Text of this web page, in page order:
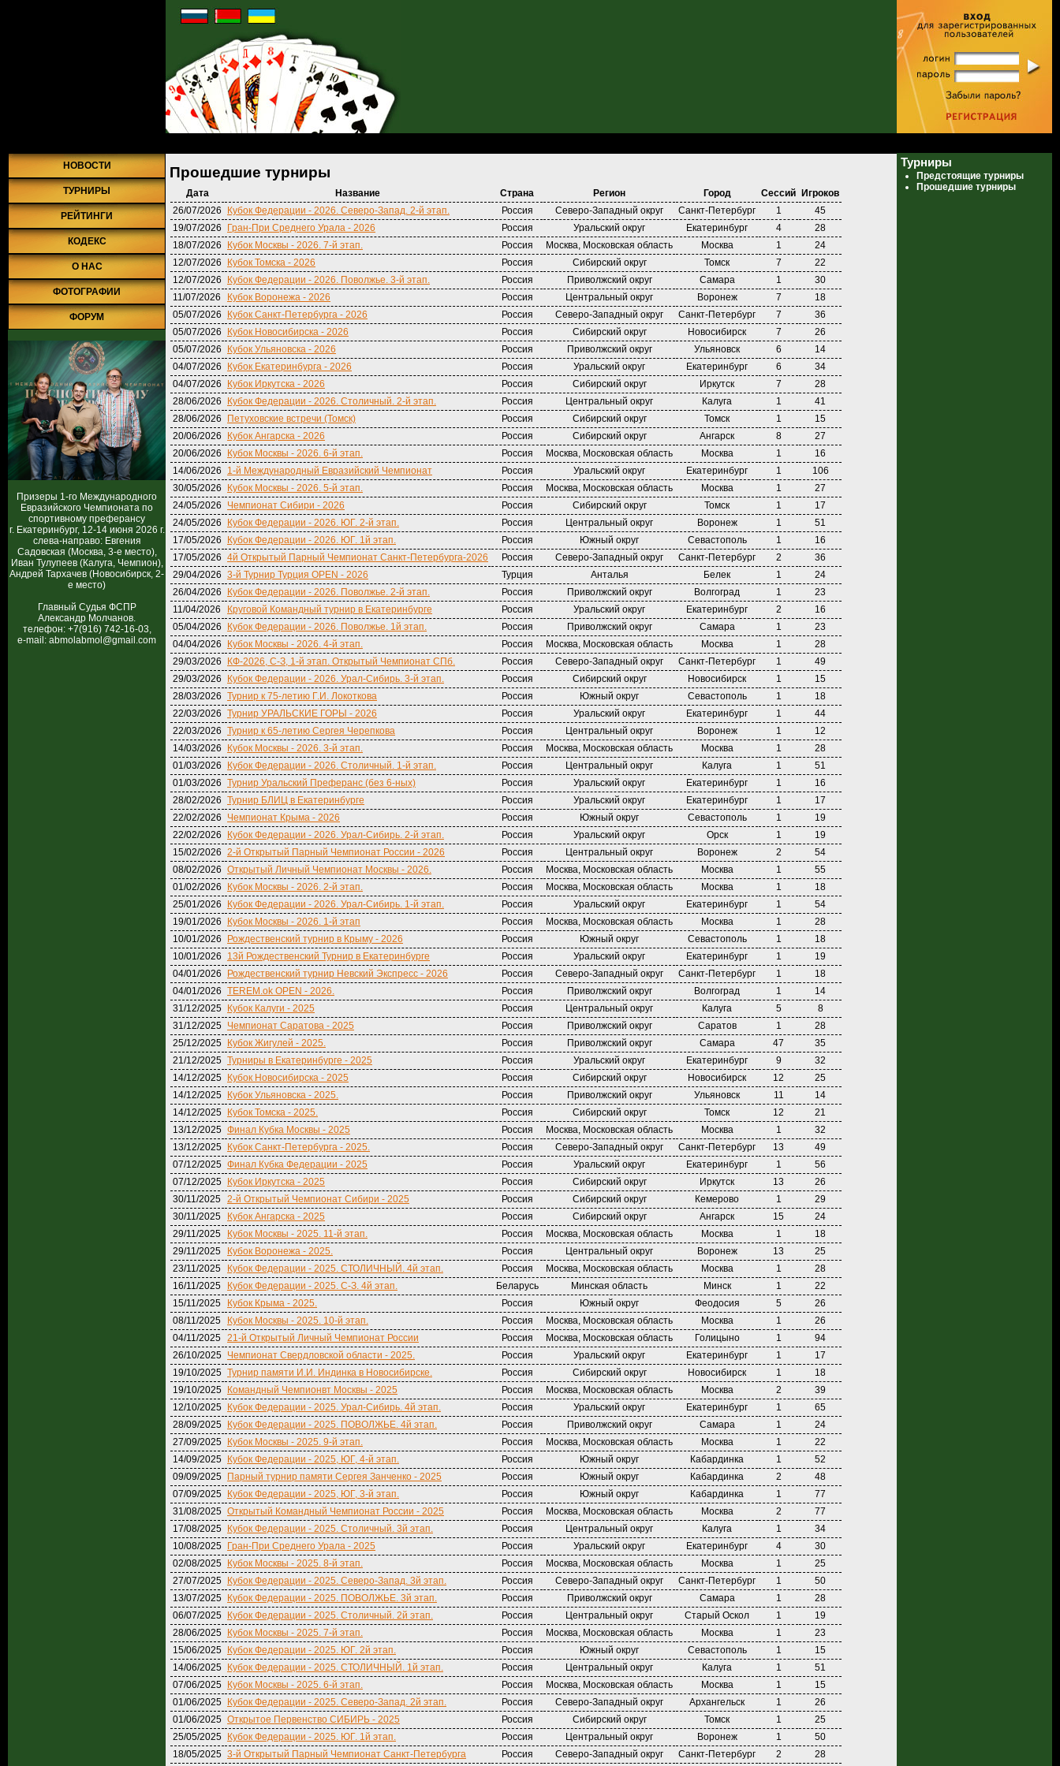
НОВОСТИ
ТУРНИРЫ
РЕЙТИНГИ
КОДЕКС
О НАС
ФОТОГРАФИИ
ФОРУМ
Призеры 1-го Международного
Евразийского Чемпионата по
спортивному преферансу
г. Екатеринбург, 12-14 июня 2026 г.
слева-направо: Евгения
Садовская (Москва, 3-е место),
Иван Тулупеев (Калуга, Чемпион),
Андрей Тархачев (Новосибирск, 2-
е место)
Главный Судья ФСПР
Александр Молчанов.
телефон: +7(916) 742-16-03,
e-mail: abmolabmol@gmail.com
Прошедшие турниры
Дата Название Страна Регион Город Сессий
Игроков
26/07/2026
Кубок Федерации - 2026. Северо-Запад. 2-й этап. Россия Северо-Западный округ Санкт-Петербург 1
45
19/07/2026
Гран-При Среднего Урала - 2026 Россия Уральский округ Екатеринбург 4
28
18/07/2026
Кубок Москвы - 2026. 7-й этап. Россия Москва, Московская область Москва 1
24
12/07/2026
Кубок Томска - 2026 Россия Сибирский округ Томск 7
22
12/07/2026
Кубок Федерации - 2026. Поволжье. 3-й этап. Россия Приволжский округ Самара 1
30
11/07/2026
Кубок Воронежа - 2026 Россия Центральный округ Воронеж 7
18
05/07/2026
Кубок Санкт-Петербурга - 2026 Россия Северо-Западный округ Санкт-Петербург 7
36
05/07/2026
Кубок Новосибирска - 2026 Россия Сибирский округ Новосибирск 7
26
05/07/2026
Кубок Ульяновска - 2026 Россия Приволжский округ Ульяновск 6
14
04/07/2026
Кубок Екатеринбурга - 2026 Россия Уральский округ Екатеринбург 6
34
04/07/2026
Кубок Иркутска - 2026 Россия Сибирский округ Иркутск 7
28
28/06/2026
Кубок Федерации - 2026. Столичный. 2-й этап. Россия Центральный округ Калуга 1
41
28/06/2026
Петуховские встречи (Томск) Россия Сибирский округ Томск 1
15
20/06/2026
Кубок Ангарска - 2026 Россия Сибирский округ Ангарск 8
27
20/06/2026
Кубок Москвы - 2026. 6-й этап. Россия Москва, Московская область Москва 1
16
14/06/2026
1-й Международный Евразийский Чемпионат Россия Уральский округ Екатеринбург 1
106
30/05/2026
Кубок Москвы - 2026. 5-й этап. Россия Москва, Московская область Москва 1
27
24/05/2026
Чемпионат Сибири - 2026 Россия Сибирский округ Томск 1
17
24/05/2026
Кубок Федерации - 2026. ЮГ. 2-й этап. Россия Центральный округ Воронеж 1
51
17/05/2026
Кубок Федерации - 2026. ЮГ. 1й этап. Россия Южный округ Севастополь 1
16
17/05/2026 4й Открытый Парный Чемпионат Санкт-Петербурга-2026 Россия Северо-Западный округ Санкт-Петербург 2
36
29/04/2026 3-й Турнир Турция OPEN - 2026 Турция Анталья Белек 1
24
26/04/2026
Кубок Федерации - 2026. Поволжье. 2-й этап. Россия Приволжский округ Волгоград 1
23
11/04/2026
Круговой Командный турнир в Екатеринбурге Россия Уральский округ Екатеринбург 2
16
05/04/2026
Кубок Федерации - 2026. Поволжье. 1й этап. Россия Приволжский округ Самара 1
23
04/04/2026
Кубок Москвы - 2026. 4-й этап. Россия Москва, Московская область Москва 1
28
29/03/2026
КФ-2026, С-З, 1-й этап. Открытый Чемпионат СПб. Россия Северо-Западный округ Санкт-Петербург 1
49
29/03/2026
Кубок Федерации - 2026. Урал-Сибирь. 3-й этап. Россия Сибирский округ Новосибирск 1
15
28/03/2026 Турнир к 75-летию Г.И. Локоткова Россия Южный округ Севастополь 1
18
22/03/2026 Турнир УРАЛЬСКИЕ ГОРЫ - 2026 Россия Уральский округ Екатеринбург 1
44
22/03/2026 Турнир к 65-летию Сергея Черепкова Россия Центральный округ Воронеж 1
12
14/03/2026
Кубок Москвы - 2026. 3-й этап. Россия Москва, Московская область Москва 1
28
01/03/2026
Кубок Федерации - 2026. Столичный. 1-й этап. Россия Центральный округ Калуга 1
51
01/03/2026 Турнир Уральский Преферанс (без 6-ных) Россия Уральский округ Екатеринбург 1
16
28/02/2026 Турнир БЛИЦ в Екатеринбурге Россия Уральский округ Екатеринбург 1
17
22/02/2026
Чемпионат Крыма - 2026 Россия Южный округ Севастополь 1
19
22/02/2026
Кубок Федерации - 2026. Урал-Сибирь. 2-й этап. Россия Уральский округ Орск 1
19
15/02/2026 2-й Открытый Парный Чемпионат России - 2026 Россия Центральный округ Воронеж 2
54
08/02/2026 Открытый Личный Чемпионат Москвы - 2026. Россия Москва, Московская область Москва 1
55
01/02/2026
Кубок Москвы - 2026. 2-й этап. Россия Москва, Московская область Москва 1
18
25/01/2026
Кубок Федерации - 2026. Урал-Сибирь. 1-й этап. Россия Уральский округ Екатеринбург 1
54
19/01/2026
Кубок Москвы - 2026. 1-й этап Россия Москва, Московская область Москва 1
28
10/01/2026
Рождественский турнир в Крыму - 2026 Россия Южный округ Севастополь 1
18
10/01/2026
13й Рождественский Турнир в Екатеринбурге Россия Уральский округ Екатеринбург 1
19
04/01/2026
Рождественский турнир Невский Экспресс - 2026 Россия Северо-Западный округ Санкт-Петербург 1
18
04/01/2026 TEREM.ok OPEN - 2026. Россия Приволжский округ Волгоград 1
14
31/12/2025
Кубок Калуги - 2025 Россия Центральный округ Калуга 5
8
31/12/2025 Чемпионат Саратова - 2025 Россия Приволжский округ Саратов 1
28
25/12/2025
Кубок Жигулей - 2025. Россия Приволжский округ Самара 47
35
21/12/2025 Турниры в Екатеринбурге - 2025 Россия Уральский округ Екатеринбург 9
32
14/12/2025
Кубок Новосибирска - 2025 Россия Сибирский округ Новосибирск 12
25
14/12/2025
Кубок Ульяновска - 2025. Россия Приволжский округ Ульяновск 11
14
14/12/2025
Кубок Томска - 2025. Россия Сибирский округ Томск 12
21
13/12/2025 Финал Кубка Москвы - 2025 Россия Москва, Московская область Москва 1
32
13/12/2025
Кубок Санкт-Петербурга - 2025. Россия Северо-Западный округ Санкт-Петербург 13
49
07/12/2025 Финал Кубка Федерации - 2025 Россия Уральский округ Екатеринбург 1
56
07/12/2025
Кубок Иркутска - 2025 Россия Сибирский округ Иркутск 13
26
30/11/2025 2-й Открытый Чемпионат Сибири - 2025 Россия Сибирский округ Кемерово 1
29
30/11/2025
Кубок Ангарска - 2025 Россия Сибирский округ Ангарск 15
24
29/11/2025
Кубок Москвы - 2025. 11-й этап. Россия Москва, Московская область Москва 1
18
29/11/2025
Кубок Воронежа - 2025. Россия Центральный округ Воронеж 13
25
23/11/2025
Кубок Федерации - 2025. СТОЛИЧНЫЙ. 4й этап. Россия Москва, Московская область Москва 1
28
16/11/2025
Кубок Федерации - 2025. С-З. 4й этап. Беларусь Минская область Минск 1
22
15/11/2025
Кубок Крыма - 2025. Россия Южный округ Феодосия 5
26
08/11/2025
Кубок Москвы - 2025. 10-й этап. Россия Москва, Московская область Москва 1
26
04/11/2025 21-й Открытый Личный Чемпионат России Россия Москва, Московская область Голицыно 1
94
26/10/2025 Чемпионат Свердловской области - 2025. Россия Уральский округ Екатеринбург 1
17
19/10/2025 Турнир памяти И.И. Индинка в Новосибирске. Россия Сибирский округ Новосибирск 1
18
19/10/2025
Командный Чемпионвт Москвы - 2025 Россия Москва, Московская область Москва 2
39
12/10/2025
Кубок Федерации - 2025. Урал-Сибирь. 4й этап. Россия Уральский округ Екатеринбург 1
65
28/09/2025
Кубок Федерации - 2025. ПОВОЛЖЬЕ. 4й этап. Россия Приволжский округ Самара 1
24
27/09/2025
Кубок Москвы - 2025. 9-й этап. Россия Москва, Московская область Москва 1
22
14/09/2025
Кубок Федерации - 2025, ЮГ, 4-й этап. Россия Южный округ Кабардинка 1
52
09/09/2025
Парный турнир памяти Сергея Занченко - 2025 Россия Южный округ Кабардинка 2
48
07/09/2025
Кубок Федерации - 2025, ЮГ, 3-й этап. Россия Южный округ Кабардинка 1
77
31/08/2025 Открытый Командный Чемпионат России - 2025 Россия Москва, Московская область Москва 2
77
17/08/2025
Кубок Федерации - 2025. Столичный. 3й этап. Россия Центральный округ Калуга 1
34
10/08/2025
Гран-При Среднего Урала - 2025 Россия Уральский округ Екатеринбург 4
30
02/08/2025
Кубок Москвы - 2025. 8-й этап. Россия Москва, Московская область Москва 1
25
27/07/2025
Кубок Федерации - 2025. Северо-Запад. 3й этап. Россия Северо-Западный округ Санкт-Петербург 1
50
13/07/2025
Кубок Федерации - 2025. ПОВОЛЖЬЕ. 3й этап. Россия Приволжский округ Самара 1
28
06/07/2025
Кубок Федерации - 2025. Столичный. 2й этап. Россия Центральный округ Старый Оскол 1
19
28/06/2025
Кубок Москвы - 2025. 7-й этап. Россия Москва, Московская область Москва 1
23
15/06/2025
Кубок Федерации - 2025. ЮГ. 2й этап. Россия Южный округ Севастополь 1
15
14/06/2025
Кубок Федерации - 2025. СТОЛИЧНЫЙ. 1й этап. Россия Центральный округ Калуга 1
51
07/06/2025
Кубок Москвы - 2025. 6-й этап. Россия Москва, Московская область Москва 1
15
01/06/2025
Кубок Федерации - 2025. Северо-Запад. 2й этап. Россия Северо-Западный округ Архангельск 1
26
01/06/2025 Открытое Первенство СИБИРЬ - 2025 Россия Сибирский округ Томск 1
25
25/05/2025
Кубок Федерации - 2025. ЮГ. 1й этап. Россия Центральный округ Воронеж 1
50
18/05/2025 3-й Открытый Парный Чемпионат Санкт-Петербурга Россия Северо-Западный округ Санкт-Петербург 2 28
Турниры
Предстоящие турниры
Прошедшие турниры